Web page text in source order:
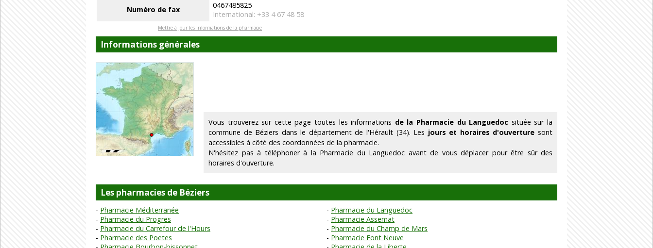
Numéro de fax
0467485825
International: +33 4 67 48 58
Mettre à jour les informations de la pharmacie
Informations générales
Vous trouverez sur cette page toutes les informations de la Pharmacie du Languedoc située sur la
commune de Béziers dans le département de l'Hérault (34). Les jours et horaires d'ouverture sont
accessibles à côté des coordonnées de la pharmacie.
N'hésitez pas à téléphoner à la Pharmacie du Languedoc avant de vous déplacer pour être sûr des
horaires d'ouverture.
Les pharmacies de Béziers
Pharmacie Méditerranée
Pharmacie du Languedoc
Pharmacie du Progres
Pharmacie Assemat
Pharmacie du Carrefour de l'Hours
Pharmacie du Champ de Mars
Pharmacie des Poetes
Pharmacie Font Neuve